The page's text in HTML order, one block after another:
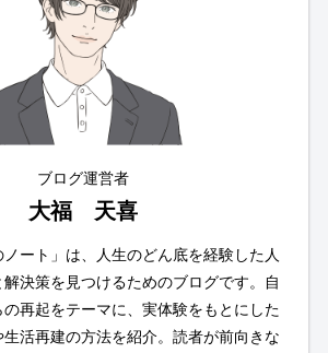
ブログ運営者
大福 天喜
ノート」は、人生のどん底を経験した人
決策を見つけるためのブログです。自
再起をテーマに、実体験をもとにした
活再建の方法を紹介。読者が前向きな